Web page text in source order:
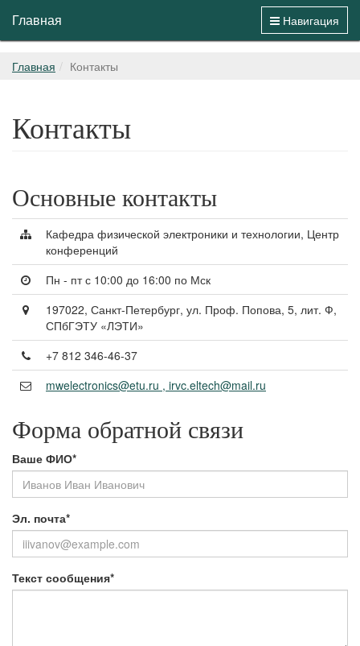
Навигация
Главная
Главная Контакты
Контакты
Основные контакты
Кафедра физической электроники и технологии, Центр
конференций
Пн - пт с 10:00 до 16:00 по Мск
197022, Санкт-Петербург, ул. Проф. Попова, 5, лит. Ф,
СПбГЭТУ «ЛЭТИ»
+7 812 346-46-37
mwelectronics@etu.ru , irvc.eltech@mail.ru
Форма обратной связи
Ваше ФИО*
Эл. почта*
Текст сообщения*